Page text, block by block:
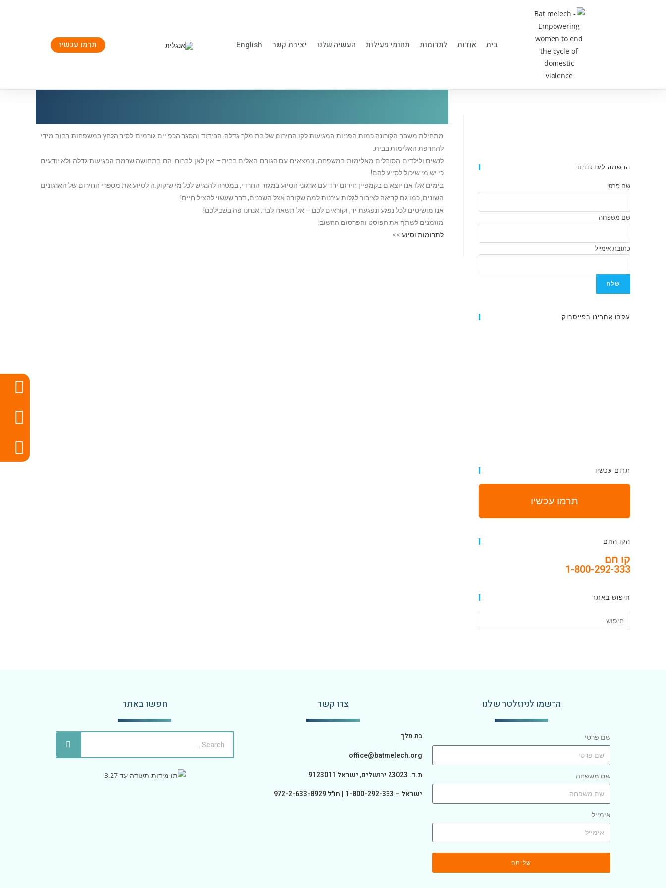
בית אודות לתרומות תחומי פעילות העשיה שלנו יצירת קשר English תרמו עכשיו
מתחילת משבר הקורונה כמות הפניות המגיעות לקו החירום של בת מלך גדלה. הבידוד והסגר הכפויים גורמים לסיר הלחץ במשפחות רבות מידי
להחרפת האלימות בבית.
לנשים ולילדים הסובלים מאלימות במשפחה, ונמצאים עם הגורם האלים בבית – אין לאן לברוח. הם בתחושה שרמת הפגיעות גדלה ולא יודעים
כי יש מי שיכול לסייע להם!
בימים אלו אנו יוצאים בקמפיין חירום יחד עם ארגוני הסיוע במגזר החרדי, במטרה להנגיש לכל מי שזקוק.ה לסיוע את מספרי החירום של הארגונים
השונים, כמו גם קריאה לציבור לגלות עירנות למה שקורה אצל השכנים, דבר שעשוי להציל חיים!
אנו מושיטים לכל נפגע ונפגעת יד, וקוראים לכם – אל תשארו לבד. אנחנו פה בשבילכם!
מוזמנים לשתף את הפוסט והפרסום החשוב!
לתרומות וסיוע >>
הרשמה לעדכונים
שם פרטי
שם משפחה
כתובת אימייל
שלח
עקבו אחרינו בפייסבוק
תרום עכשיו
תרמו עכשיו
הקו החם
קו חם
1-800-292-333
חיפוש באתר
הרשמו לניוזלטר שלנו
שם פרטי
שם משפחה
אימייל
שליחה
צרו קשר
בת מלך
office@batmelech.org
ת.ד. 23023 ירושלים, ישראל 9123011
ישראל – 1-800-292-333 | חו"ל 972-2-633-8929
חפשו באתר